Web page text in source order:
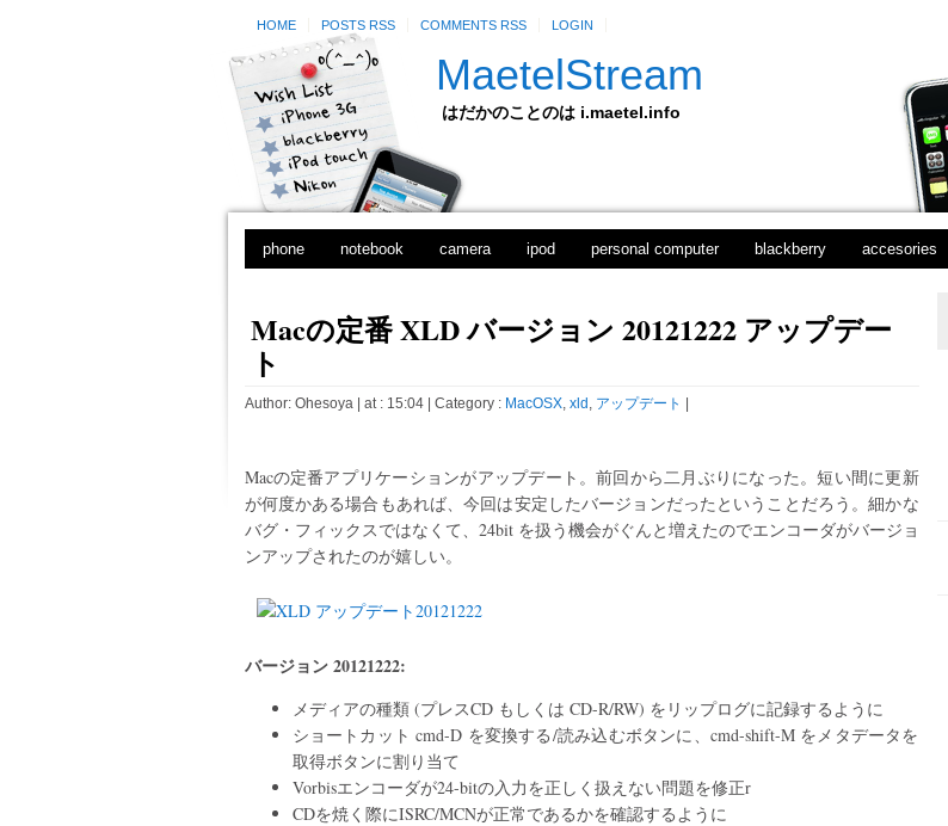
HOME POSTS RSS COMMENTS RSS LOGIN
MaetelStream
はだかのことのは i.maetel.info
phone notebook camera ipod personal computer blackberry accesories
Macの定番 XLD バージョン 20121222 アップデー
ト
Author: Ohesoya| at : 15:04 | Category : MacOSX, xld , アップデート
Macの定番アプリケーションがアップデート。前回から二月ぶりになった。短い間に更新
が何度かある場合もあれば、今回は安定したバージョンだったということだろう。細かな
バグ・フィックスではなくて、24bit を扱う機会がぐんと増えたのでエンコーダがバージョ
ンアップされたのが嬉しい。
バージョン 20121222:
メディアの種類 (プレスCD もしくは CD-R/RW) をリップログに記録するように
ショートカット cmd-D を変換する/読み込むボタンに、cmd-shift-M をメタデータを
取得ボタンに割り当て
Vorbisエンコーダが24-bitの入力を正しく扱えない問題を修正r
CDを焼く際にISRC/MCNが正常であるかを確認するように
稿